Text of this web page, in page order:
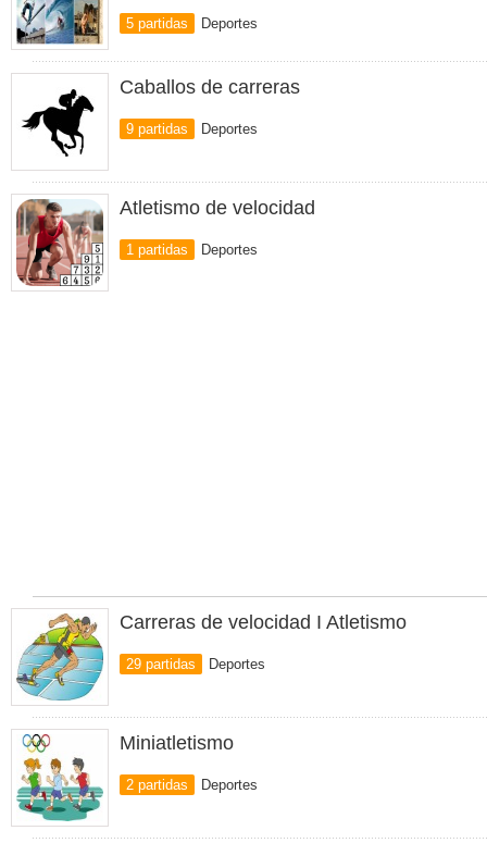
5 partidas Deportes
Caballos de carreras
9 partidas Deportes
Atletismo de velocidad
1 partidas Deportes
Carreras de velocidad I Atletismo
29 partidas Deportes
Miniatletismo
2 partidas Deportes